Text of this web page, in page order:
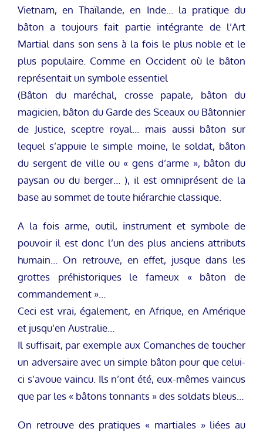
Vietnam, en Thaïlande, en Inde… la pratique du
bâton a toujours fait partie intégrante de l’Art
Martial dans son sens à la fois le plus noble et le
plus populaire. Comme en Occident où le bâton
représentait un symbole essentiel
(Bâton du maréchal, crosse papale, bâton du
magicien, bâton du Garde des Sceaux ou Bâtonnier
de Justice, sceptre royal… mais aussi bâton sur
lequel s’appuie le simple moine, le soldat, bâton
du sergent de ville ou « gens d’arme », bâton du
paysan ou du berger… ), il est omniprésent de la
base au sommet de toute hiérarchie classique.
A la fois arme, outil, instrument et symbole de
pouvoir il est donc l’un des plus anciens attributs
humain… On retrouve, en effet, jusque dans les
grottes préhistoriques le fameux « bâton de
commandement »…
Ceci est vrai, également, en Afrique, en Amérique
et jusqu’en Australie…
Il suffisait, par exemple aux Comanches de toucher
un adversaire avec un simple bâton pour que celui-
ci s’avoue vaincu. Ils n’ont été, eux-mêmes vaincus
que par les « bâtons tonnants » des soldats bleus…
On retrouve des pratiques « martiales » liées au